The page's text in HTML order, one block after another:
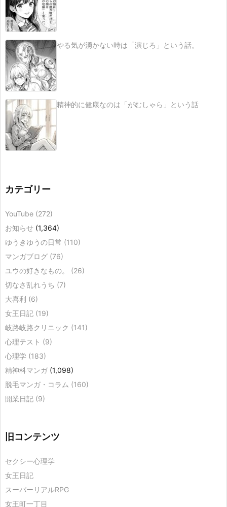
やる気が湧かない時は「演じろ」という話。
精神的に健康なのは「がむしゃら」という話
カテゴリー
YouTube (272)
お知らせ (1,364)
ゆうきゆうの日常 (110)
マンガブログ (76)
ユウの好きなもの。 (26)
切なさ乱れうち (7)
大喜利 (6)
女王日記 (19)
岐路岐路クリニック (141)
心理テスト (9)
心理学 (183)
精神科マンガ (1,098)
脱毛マンガ・コラム (160)
開業日記 (9)
旧コンテンツ
セクシー心理学
女王日記
スーパーリアルRPG
女王町一丁目